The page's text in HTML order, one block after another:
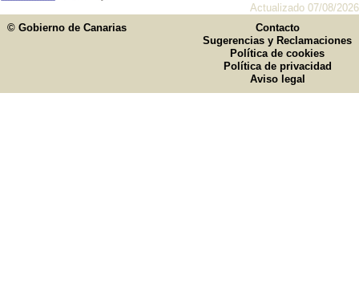
Actualizado 07/08/2026
© Gobierno de Canarias
Contacto
Sugerencias y Reclamaciones
Política de cookies
Política de privacidad
Aviso legal